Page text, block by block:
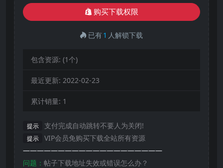
购买下载权限
已有1 人解锁下载
包含资源: (1个)
最近更新: 2022-02-23
累计销量: 1
提示 支付完成自动跳转不要人为关闭!
提示
VIP会员免购买下载全站所有资源
————————————————————
问题： 帖子下载地址失效或错误怎么办？